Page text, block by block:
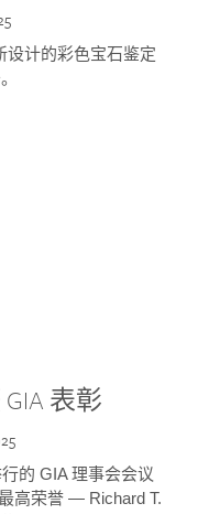
设计的彩色宝石鉴定
GIA 表彰
的 GIA 理事会会议
高荣誉 — Richard T.